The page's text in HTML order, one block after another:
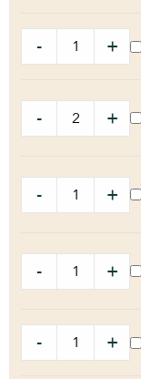
- +
- +
- +
- +
- +